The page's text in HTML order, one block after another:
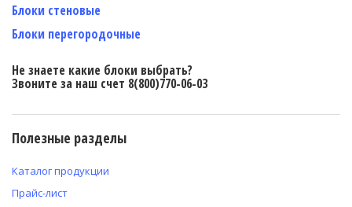
Блоки стеновые
Блоки перегородочные
Не знаете какие блоки выбрать?
Звоните за наш счет 8(800)770-06-03
Полезные разделы
Каталог продукции
Прайс-лист